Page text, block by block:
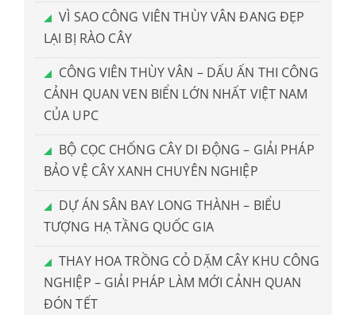
VÌ SAO CÔNG VIÊN THÙY VÂN ĐANG ĐẸP
LẠI BỊ RÀO CÂY
CÔNG VIÊN THÙY VÂN – DẤU ẤN THI CÔNG
CẢNH QUAN VEN BIỂN LỚN NHẤT VIỆT NAM
CỦA UPC
BỘ CỌC CHỐNG CÂY DI ĐỘNG – GIẢI PHÁP
BẢO VỆ CÂY XANH CHUYÊN NGHIỆP
DỰ ÁN SÂN BAY LONG THÀNH – BIỂU
TƯỢNG HẠ TẦNG QUỐC GIA
THAY HOA TRỒNG CỎ DẶM CÂY KHU CÔNG
NGHIỆP – GIẢI PHÁP LÀM MỚI CẢNH QUAN
ĐÓN TẾT